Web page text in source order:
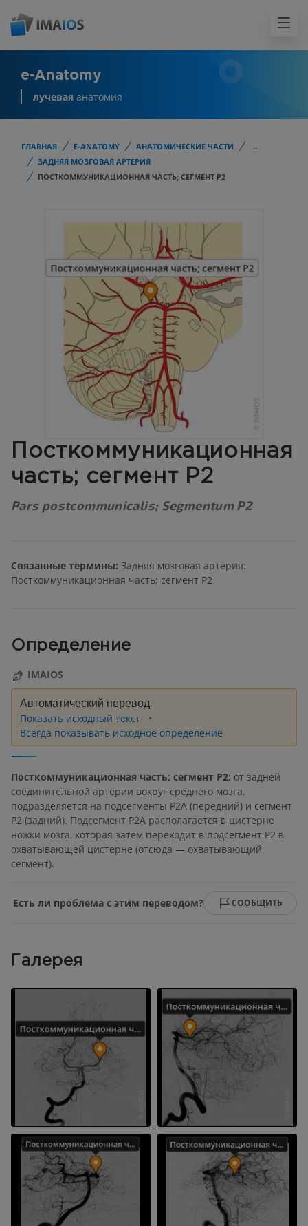
e-Anatomy
лучевая анатомия
ГЛАВНАЯ E-ANATOMY АНАТОМИЧЕСКИЕ ЧАСТИ
...
ЗАДНЯЯ МОЗГОВАЯ АРТЕРИЯ
ПОСТКОММУНИКАЦИОННАЯ ЧАСТЬ; СЕГМЕНТ Р2
Посткоммуникационная
часть; сегмент Р2
Pars postcommunicalis; Segmentum P2
Связанные термины: Задняя мозговая артерия:
Посткоммуникационная часть; сегмент Р2
Определение
IMAIOS
Автоматический перевод
Показать исходный текст
Всегда показывать исходное определение
Посткоммуникационная часть; сегмент Р2: от задней
соединительной артерии вокруг среднего мозга,
подразделяется на подсегменты Р2А (передний) и сегмент
Р2 (задний). Подсегмент Р2А располагается в цистерне
ножки мозга, которая затем переходит в подсегмент Р2 в
охватывающей цистерне (отсюда — охватывающий
сегмент).
Есть ли проблема с этим переводом? СООБЩИТЬ
Галерея